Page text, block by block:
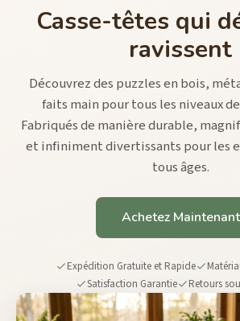
Casse-têtes qui
ravissent
Découvrez des puzzles en bois,
faits main pour tous les niveaux
Fabriqués de manière durable,
et infiniment divertissants pour les
tous âges.
Achetez Maintenant
Expédition Gratuite et Rapide
Satisfaction Garantie
Retours